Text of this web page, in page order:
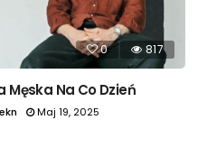
0 817
Męska Na Co Dzień
Maj 19, 2025